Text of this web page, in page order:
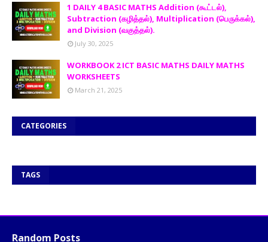
1 DAILY 4 BASIC MATHS Addition (கூட்டல்),
Subtraction (கழித்தல்), Multiplication (பெருக்கல்),
and Division (வகுத்தல்).
July 30, 2025
WORKBOOK 2 ICT BASIC MATHS DAILY MATHS
WORKSHEETS
March 21, 2025
CATEGORIES
TAGS
Random Posts